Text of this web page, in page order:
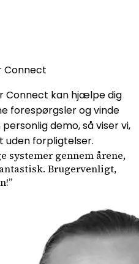
Connect
Connect kan hjælpe dig
forespørgsler og vinde
demo, så viser vi,
uden forpligtelser.
systemer gennem årene,
Brugervenligt,
”